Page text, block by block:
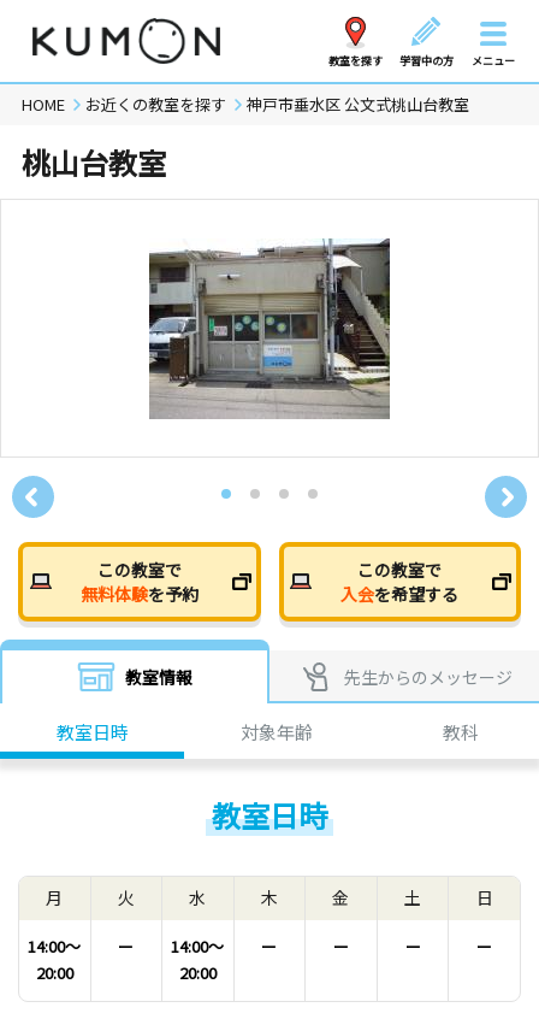
教室を探す 学習中の方 メニュー
HOME お近くの教室を探す 神戸市垂水区 公文式桃山台教室
桃山台教室
この教室で
無料体験を予約
この教室で
入会を希望する
教室情報 先生からのメッセージ
教室日時 対象年齢 教科
教室日時
月
14:00〜
20:00
火
ー
水
14:00〜
20:00
木
ー
金
ー
土
ー
日
ー